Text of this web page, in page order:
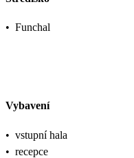
• Funchal
Vybavení
• vstupní hala
• recepce